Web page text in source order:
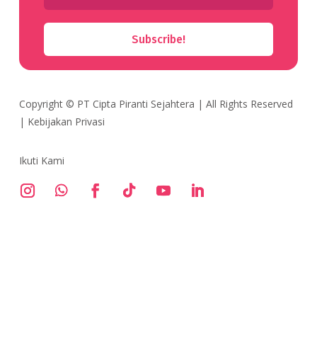
Subscribe!
Copyright © PT Cipta Piranti Sejahtera | All Rights Reserved
| Kebijakan Privasi
Ikuti Kami